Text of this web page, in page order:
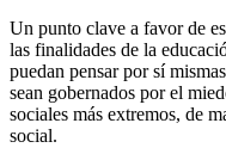
Un punto clave a favor de
las finalidades de la
puedan pensar por sí
sean gobernados por el
sociales más extremos, de
social.